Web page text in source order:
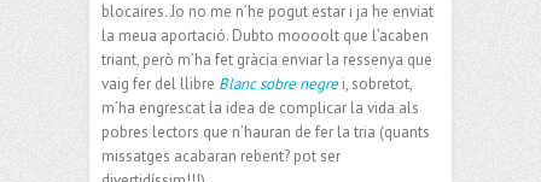
blocaires. Jo no me n’he pogut estar i ja he enviat
la meua aportació. Dubto moooolt que l’acaben
triant, però m’ha fet gràcia enviar la ressenya que
vaig fer del llibre Blanc sobre negre i, sobretot,
m’ha engrescat la idea de complicar la vida als
pobres lectors que n’hauran de fer la tria (quants
missatges acabaran rebent? pot ser